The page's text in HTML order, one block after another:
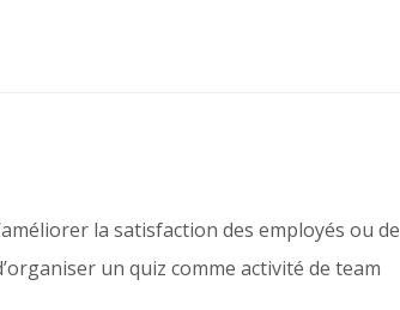
la satisfaction des employés ou de
un quiz comme activité de team